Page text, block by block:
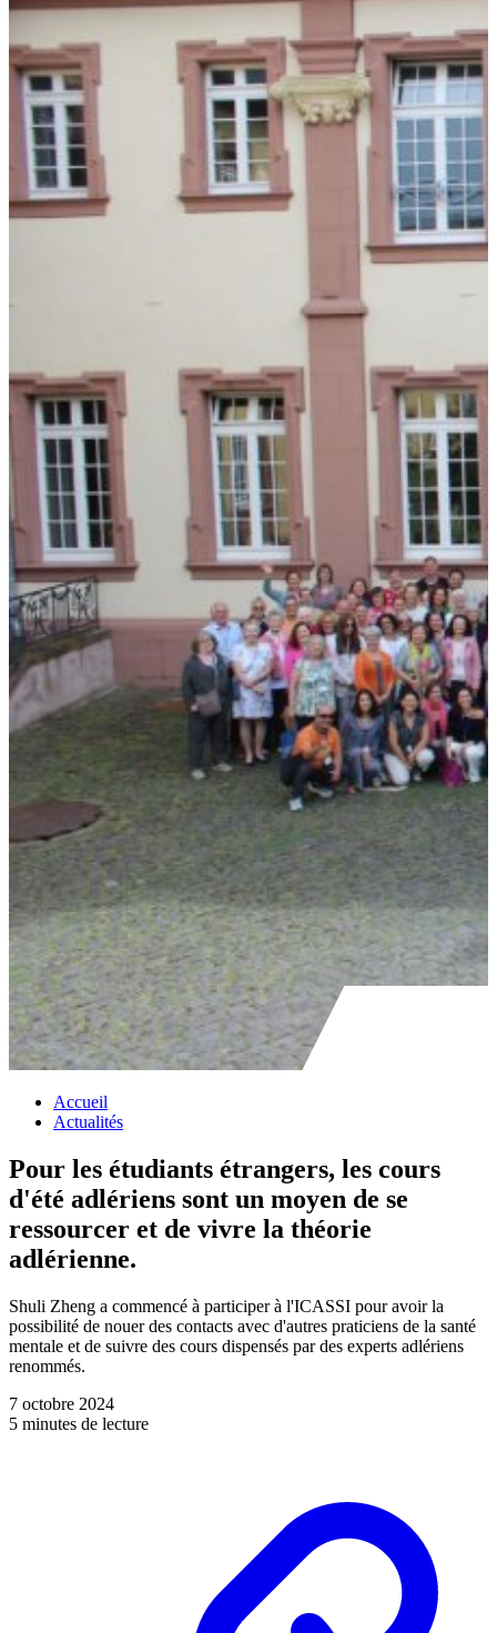
Accueil
Actualités
Pour les étudiants étrangers, les cours
d'été adlériens sont un moyen de se
ressourcer et de vivre la théorie
adlérienne.
Shuli Zheng a commencé à participer à l'ICASSI pour avoir la
possibilité de nouer des contacts avec d'autres praticiens de la santé
mentale et de suivre des cours dispensés par des experts adlériens
renommés.
7 octobre 2024
5 minutes de lecture